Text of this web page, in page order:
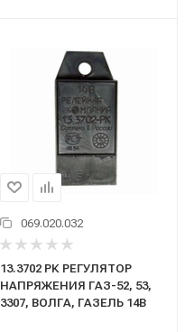
069.020.032
13.3702 РК РЕГУЛЯТОР
НАПРЯЖЕНИЯ ГАЗ-52, 53,
3307, ВОЛГА, ГАЗЕЛЬ 14В